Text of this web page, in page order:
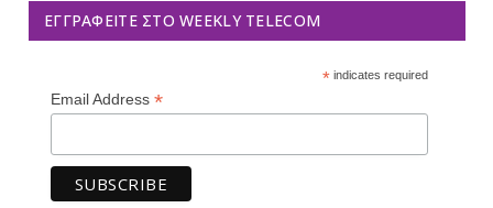
ΕΓΓΡΑΦΕΊΤΕ ΣΤΟ WEEKLY TELECOM
*indicates required
Email Address *